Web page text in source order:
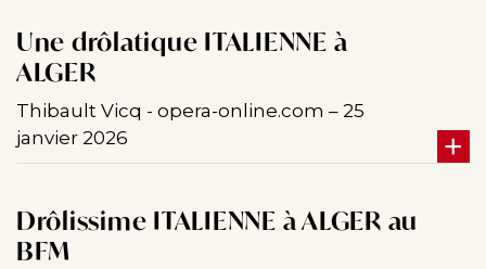
Une drôlatique ITALIENNE à
ALGER
Thibault Vicq - opera-online.com – 25
janvier 2026
Drôlissime ITALIENNE à ALGER au
BFM